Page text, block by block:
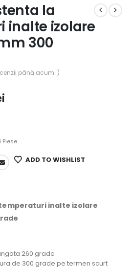
la
inalte izolare
300
până acum. )
Piese
ADD TO WISHLIST
inalte izolare
260 grade
de 300 grade pe termen scurt